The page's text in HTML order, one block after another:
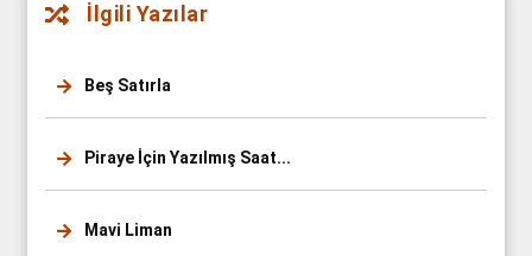
İlgili Yazılar
Beş Satırla
Piraye İçin Yazılmış Saat...
Mavi Liman